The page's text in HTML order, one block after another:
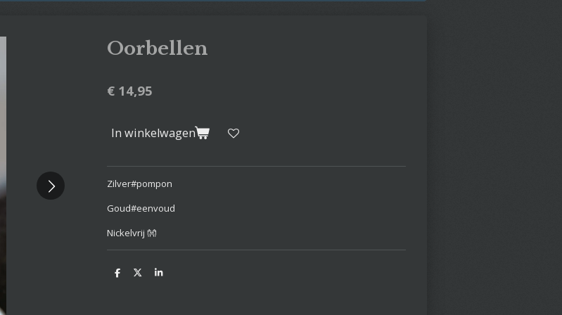
Oorbellen
€ 14,95
In winkelwagen
Zilver#pompon
Goud#eenvoud
Nickelvrij 👐
D
D
S